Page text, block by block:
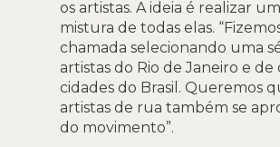
os artistas. A ideia é realizar
mistura de todas elas.
chamada selecionando uma
artistas do Rio de Janeiro e de
cidades do Brasil. Queremos
artistas de rua também se
do movimento”.